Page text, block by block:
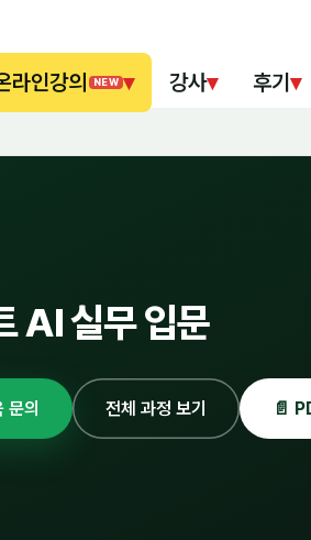
라인강의 NEW ▾ 강사▾ 후기 ▾
AI 실무 입문
문의 전체 과정 보기 📄